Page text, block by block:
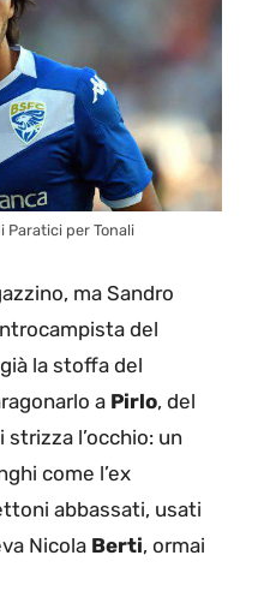
Paratici per Tonali
ma Sandro
del
la stoffa del
a Pirlo, del
l’occhio: un
come l’ex
abbassati, usati
Nicola Berti, ormai